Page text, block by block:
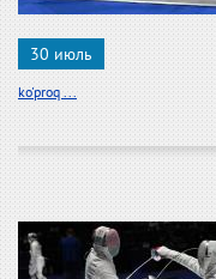
30 июль
ko'proq ...